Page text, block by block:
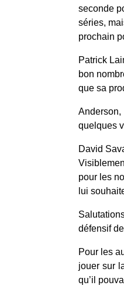
seconde
séries,
prochain
Patrick
bon
que sa
quelques
David
pour les
lui
défensif
Pour les
jouer sur
qu’il